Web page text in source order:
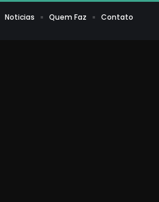
Noticias Quem Faz Contato